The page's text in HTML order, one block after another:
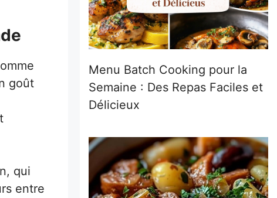
goût
qui
entre
Menu Batch Cooking pour la
Semaine : Des Repas Faciles et
Délicieux